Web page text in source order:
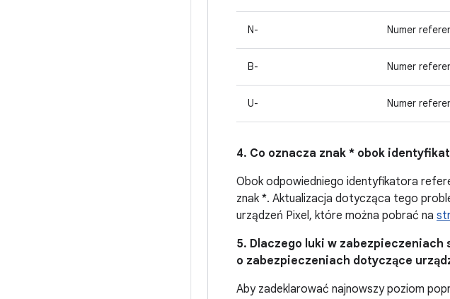
N- Numer
B- Numer
U- Numer
4. Co oznacza znak * obok
Obok odpowiedniego identyfikatora
znak *. Aktualizacja dotycząca tego
urządzeń Pixel, które można pobrać na
5. Dlaczego luki w
o zabezpieczeniach dotyczące
Aby zadeklarować najnowszy poziom